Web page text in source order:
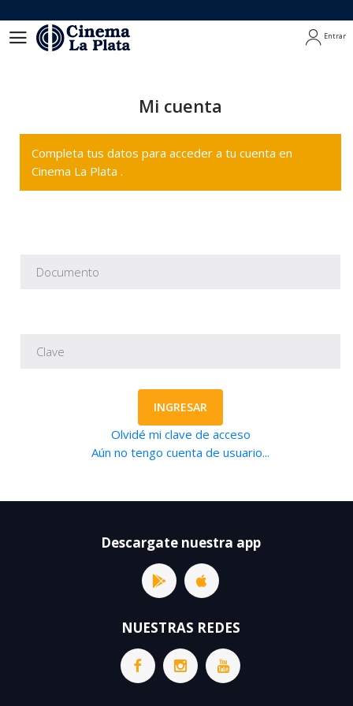
Entrar
Mi cuenta
Completa tus datos para acceder a tu cuenta en
Cinema La Plata .
INGRESAR
Olvidé mi clave de acceso
Aún no tengo cuenta de usuario...
Descargate nuestra app
NUESTRAS REDES